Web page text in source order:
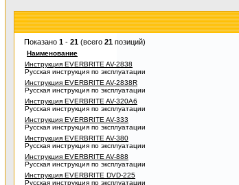
Показано 1 - 21 (всего 21 позиций)
Наименование
Инструкция EVERBRITE AV-2838
Русская инструкция по эксплуатации
Инструкция EVERBRITE AV-2838R
Русская инструкция по эксплуатации
Инструкция EVERBRITE AV-320A6
Русская инструкция по эксплуатации
Инструкция EVERBRITE AV-333
Русская инструкция по эксплуатации
Инструкция EVERBRITE AV-380
Русская инструкция по эксплуатации
Инструкция EVERBRITE AV-888
Русская инструкция по эксплуатации
Инструкция EVERBRITE DVD-225
Русская инструкция по эксплуатации